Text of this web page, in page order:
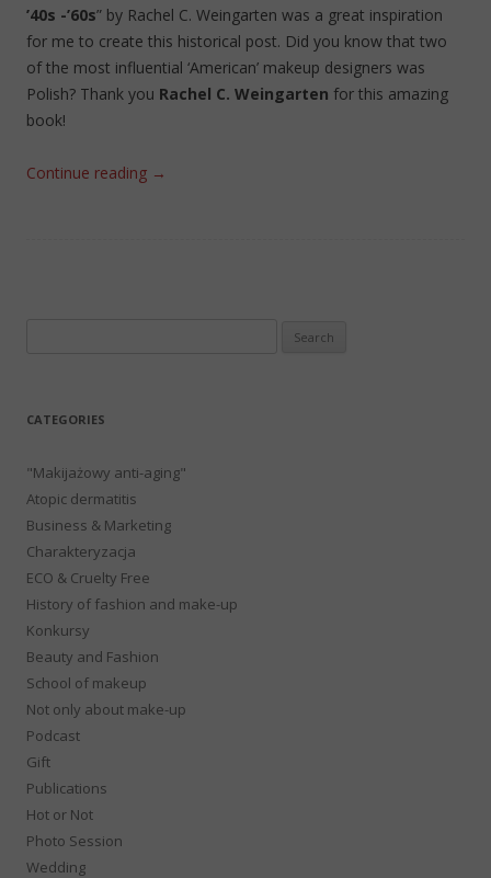
’40s -’60s” by Rachel C. Weingarten was a great inspiration
for me to create this historical post. Did you know that two
of the most influential ‘American’ makeup designers was
Polish? Thank you Rachel C. Weingarten for this amazing
book!
Continue reading →
CATEGORIES
"Makijażowy anti-aging"
Atopic dermatitis
Business & Marketing
Charakteryzacja
ECO & Cruelty Free
History of fashion and make-up
Konkursy
Beauty and Fashion
School of makeup
Not only about make-up
Podcast
Gift
Publications
Hot or Not
Photo Session
Wedding